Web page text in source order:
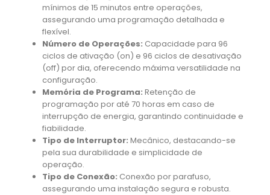
mínimos de 15 minutos entre operações,
assegurando uma programação detalhada e
flexível.
Número de Operações: Capacidade para 96
ciclos de ativação (on) e 96 ciclos de desativação
(off) por dia, oferecendo máxima versatilidade na
configuração.
Memória de Programa: Retenção de
programação por até 70 horas em caso de
interrupção de energia, garantindo continuidade e
fiabilidade.
Tipo de Interruptor: Mecânico, destacando-se
pela sua durabilidade e simplicidade de
operação.
Tipo de Conexão: Conexão por parafuso,
assegurando uma instalação segura e robusta.